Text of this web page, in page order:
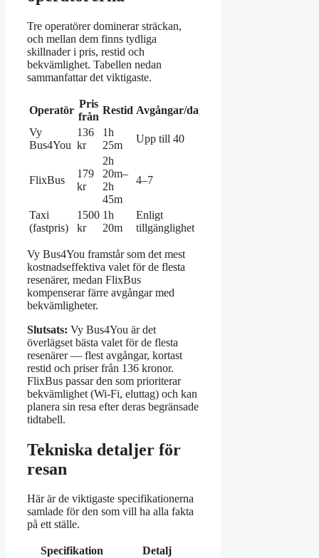
Tre operatörer dominerar sträckan,
och mellan dem finns tydliga
skillnader i pris, restid och
bekvämlighet. Tabellen nedan
sammanfattar det viktigaste.
Operatör
Pris
från
Restid Avgångar/dag
Vy
Bus4You
136
kr
1h
25m
Upp till 40
FlixBus
179
kr
2h
20m–
2h
45m
4–7
Taxi
(fastpris)
1500
kr
1h
20m
Enligt
tillgänglighet
Vy Bus4You framstår som det mest
kostnadseffektiva valet för de flesta
resenärer, medan FlixBus
kompenserar färre avgångar med
bekvämligheter.
Slutsats: Vy Bus4You är det
överlägset bästa valet för de flesta
resenärer — flest avgångar, kortast
restid och priser från 136 kronor.
FlixBus passar den som prioriterar
bekvämlighet (Wi-Fi, eluttag) och kan
planera sin resa efter deras begränsade
tidtabell.
Tekniska detaljer för
resan
Här är de viktigaste specifikationerna
samlade för den som vill ha alla fakta
på ett ställe.
Specifikation
Detalj